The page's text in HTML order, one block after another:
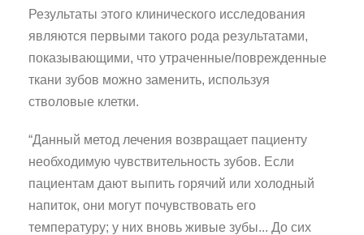
Результаты этого клинического исследования
являются первыми такого рода результатами,
показывающими, что утраченные/поврежденные
ткани зубов можно заменить, используя
стволовые клетки.
“Данный метод лечения возвращает пациенту
необходимую чувствительность зубов. Если
пациентам дают выпить горячий или холодный
напиток, они могут почувствовать его
температуру; у них вновь живые зубы... До сих